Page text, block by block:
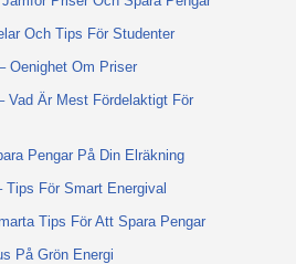
Och Tips För Studenter
Oenighet Om Priser
Vad Är Mest Fördelaktigt För
Pengar På Din Elräkning
Tips För Smart Energival
Tips För Att Spara Pengar
På Grön Energi